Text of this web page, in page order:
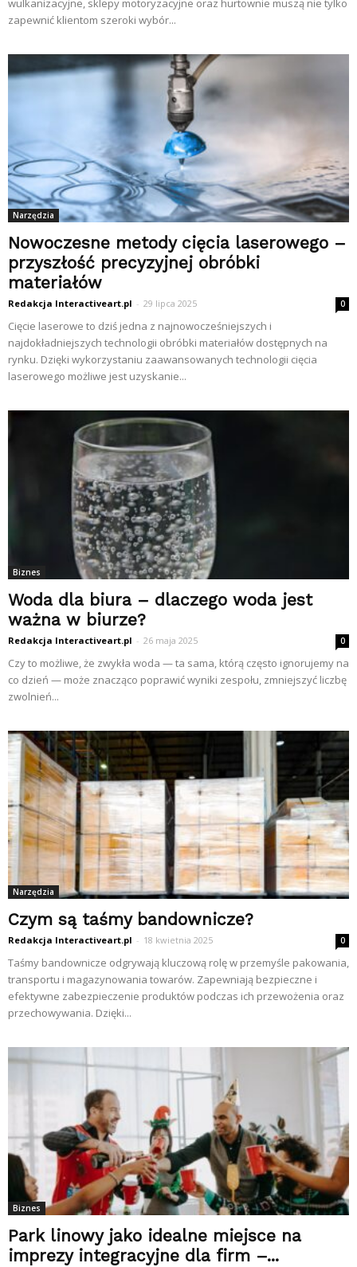
wulkanizacyjne, sklepy motoryzacyjne oraz hurtownie muszą nie tylko
zapewnić klientom szeroki wybór...
Narzędzia
Nowoczesne metody cięcia laserowego –
przyszłość precyzyjnej obróbki
materiałów
Redakcja Interactiveart.pl - 29 lipca 2025 0
Cięcie laserowe to dziś jedna z najnowocześniejszych i
najdokładniejszych technologii obróbki materiałów dostępnych na
rynku. Dzięki wykorzystaniu zaawansowanych technologii cięcia
laserowego możliwe jest uzyskanie...
Biznes
Woda dla biura – dlaczego woda jest
ważna w biurze?
Redakcja Interactiveart.pl - 26 maja 2025 0
Czy to możliwe, że zwykła woda — ta sama, którą często ignorujemy na
co dzień — może znacząco poprawić wyniki zespołu, zmniejszyć liczbę
zwolnień...
Narzędzia
Czym są taśmy bandownicze?
Redakcja Interactiveart.pl - 18 kwietnia 2025 0
Taśmy bandownicze odgrywają kluczową rolę w przemyśle pakowania,
transportu i magazynowania towarów. Zapewniają bezpieczne i
efektywne zabezpieczenie produktów podczas ich przewożenia oraz
przechowywania. Dzięki...
Biznes
Park linowy jako idealne miejsce na
imprezy integracyjne dla firm –...